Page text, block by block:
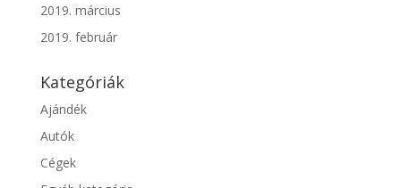
2019. március
2019. február
Kategóriák
Ajándék
Autók
Cégek